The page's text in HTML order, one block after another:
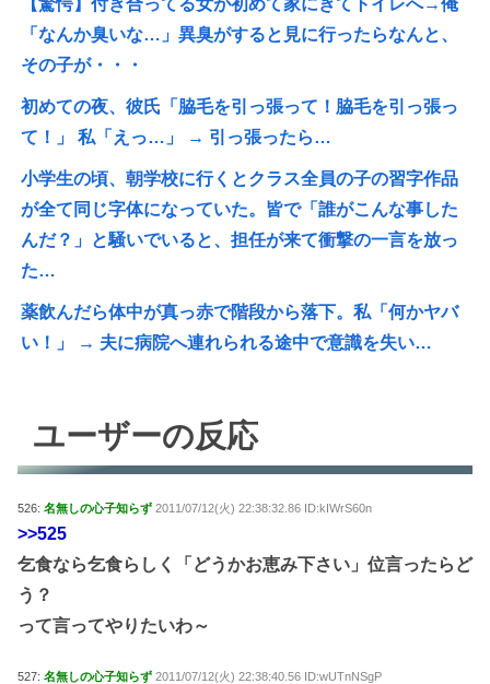
【驚愕】付き合ってる女が初めて家にきてトイレへ→俺
「なんか臭いな…」異臭がすると見に行ったらなんと、
その子が・・・
初めての夜、彼氏「脇毛を引っ張って！脇毛を引っ張っ
て！」 私「えっ…」 → 引っ張ったら…
小学生の頃、朝学校に行くとクラス全員の子の習字作品
が全て同じ字体になっていた。皆で「誰がこんな事した
んだ？」と騒いでいると、担任が来て衝撃の一言を放っ
た…
薬飲んだら体中が真っ赤で階段から落下。私「何かヤバ
い！」 → 夫に病院へ連れられる途中で意識を失い…
ユーザーの反応
526: 名無しの心子知らず 2011/07/12(火) 22:38:32.86 ID:kIWrS60n
>>525
乞食なら乞食らしく「どうかお恵み下さい」位言ったらど
う？
って言ってやりたいわ～
527: 名無しの心子知らず 2011/07/12(火) 22:38:40.56 ID:wUTnNSgP